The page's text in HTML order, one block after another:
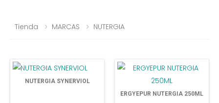
Tienda MARCAS NUTERGIA
NUTERGIA SYNERVIOL
ERGYEPUR NUTERGIA 250ML